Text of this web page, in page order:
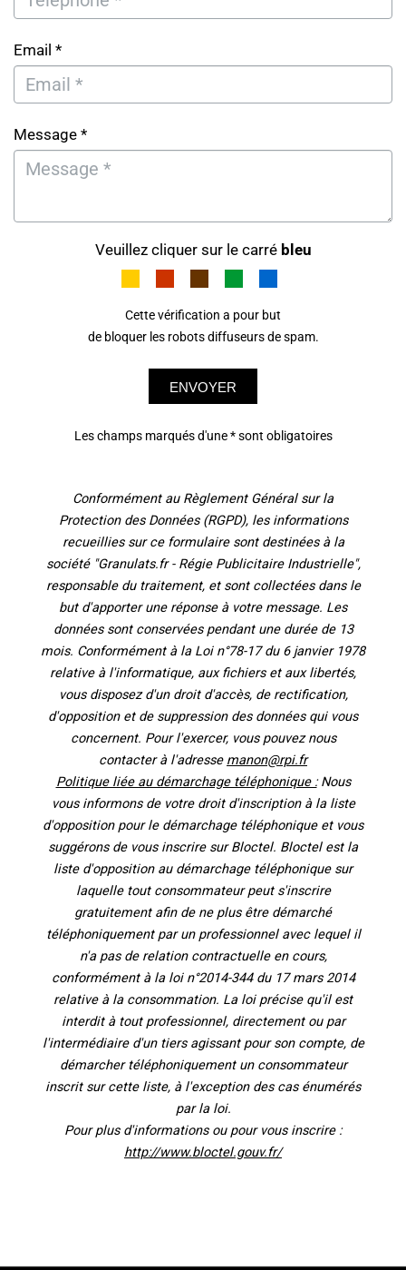
Email *
Message *
Veuillez cliquer sur le carré bleu
Cette vérification a pour but
de bloquer les robots diffuseurs de spam.
ENVOYER
Les champs marqués d'une * sont obligatoires
Conformément au Règlement Général sur la
Protection des Données (RGPD), les informations
recueillies sur ce formulaire sont destinées à la
société "Granulats.fr - Régie Publicitaire Industrielle",
responsable du traitement, et sont collectées dans le
but d'apporter une réponse à votre message. Les
données sont conservées pendant une durée de 13
mois. Conformément à la Loi n°78-17 du 6 janvier 1978
relative à l'informatique, aux fichiers et aux libertés,
vous disposez d'un droit d'accès, de rectification,
d'opposition et de suppression des données qui vous
concernent. Pour l'exercer, vous pouvez nous
contacter à l'adresse manon@rpi.fr
Politique liée au démarchage téléphonique :Nous
vous informons de votre droit d'inscription à la liste
d'opposition pour le démarchage téléphonique et vous
suggérons de vous inscrire sur Bloctel. Bloctel est la
liste d'opposition au démarchage téléphonique sur
laquelle tout consommateur peut s'inscrire
gratuitement afin de ne plus être démarché
téléphoniquement par un professionnel avec lequel il
n'a pas de relation contractuelle en cours,
conformément à la loi n°2014-344 du 17 mars 2014
relative à la consommation. La loi précise qu'il est
interdit à tout professionnel, directement ou par
l'intermédiaire d'un tiers agissant pour son compte, de
démarcher téléphoniquement un consommateur
inscrit sur cette liste, à l'exception des cas énumérés
par la loi.
Pour plus d'informations ou pour vous inscrire :
http://www.bloctel.gouv.fr/